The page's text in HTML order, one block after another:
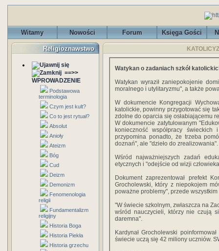
Witamy Nowości Forum Księga Gości
Religioznawstwo
==>>
WPROWADZENIE
Podstawowa
terminologia
Czym jest kult?
Co to jest rytuał?
Absolut
Anioły
Ateizm
Bóg
Cud
Deizm
Demonizm
Fenomenologia
religii
Fundamentalizm
religijny
Historia Boga
Historia Piekła
Historia grzechu
Watykan o zadaniach szkół
Watykan wyraził zaniepokojenie
moralnego i utylitaryzmu", a także
W dokumencie Kongregacji
katolickie, powinny przygotować się
zdolne do oparcia się osłabiającemu
W dokumencie zatytułowanym
konieczność współpracy
przypomina ponadto, że trzeba
doznań", ale "dzieło do zrealizowania".
Wśród najważniejszych zadań
etycznych i "odejście od wizji
Dokument zaprezentował prefekt
Grocholewski, który z niepokojem
poważne problemy", przede
"W świecie szkolnym, zwłaszcza na
wśród nauczycieli, którzy nie czują
daremna".
Kardynał Grocholewski
świecie uczą się 42 miliony uczniów.